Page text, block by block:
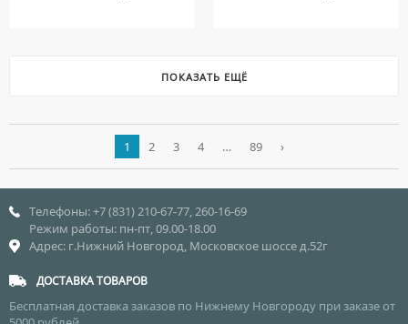
ПОКАЗАТЬ ЕЩЁ
1 2 3 4 … 89 ›
Телефоны: +7 (831) 210-67-77, 260-16-69
Режим работы: пн-пт, 09.00-18.00
Адрес: г.Нижний Новгород, Московское шоссе д.52г
ДОСТАВКА ТОВАРОВ
Бесплатная доставка заказов по Нижнему Новгороду при заказе от